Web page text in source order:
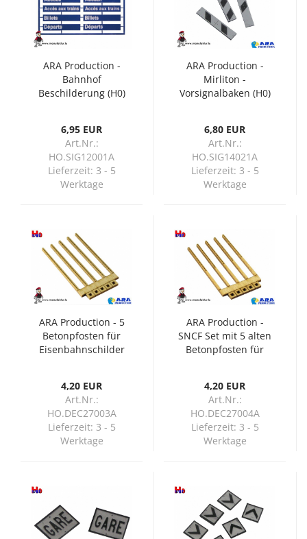
ARA Production -
Bahnhof
Beschilderung (H0)
6,95 EUR
Art.Nr.:
HO.SIG12001A
Lieferzeit: 3 - 5
Werktage
ARA Production -
Mirliton -
Vorsignalbaken (H0)
6,80 EUR
Art.Nr.:
HO.SIG14021A
Lieferzeit: 3 - 5
Werktage
ARA Production - 5
Betonpfosten für
Eisenbahnschilder
4,20 EUR
Art.Nr.:
HO.DEC27003A
Lieferzeit: 3 - 5
Werktage
ARA Production -
SNCF Set mit 5 alten
Betonpfosten für
4,20 EUR
Art.Nr.:
HO.DEC27004A
Lieferzeit: 3 - 5
Werktage